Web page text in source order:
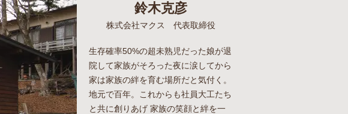
鈴木克彦
株式会社マクス 代表取締役
生存確率50%の超未熟児だった娘が退
院して家族がそろった夜に涙してから
家は家族の絆を育む場所だと気付く。
地元で百年。これからも社員大工たち
と共に創りあげ 家族の笑顔と絆を一